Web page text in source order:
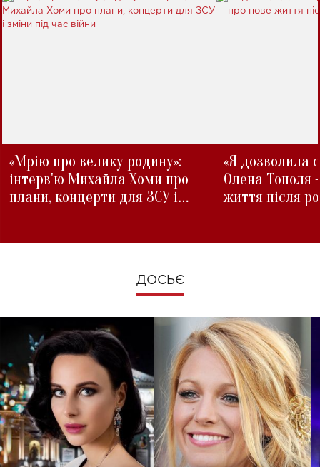
«Мрію про велику родину»:
інтерв'ю Михайла Хоми про
плани, концерти для ЗСУ і
«Я дозволила
Олена Тополя
життя після
ДОСЬЄ